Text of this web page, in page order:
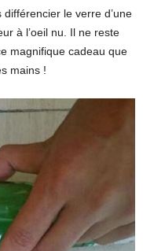
le verre d’une
à l’oeil nu. Il ne reste
magnifique cadeau que
mains !